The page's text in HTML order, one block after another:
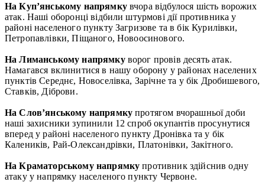
На Куп’янському напрямкувчора відбулося шість ворожих
атак. Наші оборонці відбили штурмові дії противника у
районі населеного пункту Загризове та в бік Курилівки,
Петропавлівки, Піщаного, Новоосинового.
На Лиманському напрямкуворог провів десять атак.
Намагався вклинитися в нашу оборону у районах населених
пунктів Середнє, Новоселівка, Зарічне та у бік Дробишевого,
Ставків, Діброви.
На Слов’янському напрямку протягом вчорашньої доби
наші захисники зупинили 12 спроб окупантів просунутися
вперед у районі населеного пункту Дронівка та у бік
Калеників, Рай-Олександрівки, Платонівки, Закітного.
На Краматорському напрямкупротивник здійснив одну
атаку у напрямку населеного пункту Червоне.